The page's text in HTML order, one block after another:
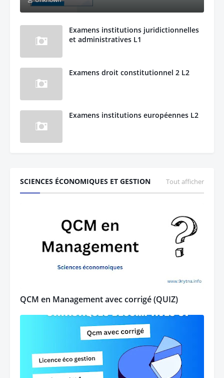
Examens institutions juridictionnelles
et administratives L1
Examens droit constitutionnel 2 L2
Examens institutions européennes L2
SCIENCES ÉCONOMIQUES ET GESTION Tout afficher
QCM en Management avec corrigé (QUIZ)